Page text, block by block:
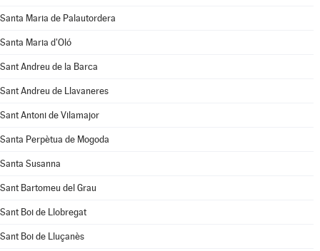
Santa Maria de Palautordera
Santa Maria d'Oló
Sant Andreu de la Barca
Sant Andreu de Llavaneres
Sant Antoni de Vilamajor
Santa Perpètua de Mogoda
Santa Susanna
Sant Bartomeu del Grau
Sant Boi de Llobregat
Sant Boi de Lluçanès